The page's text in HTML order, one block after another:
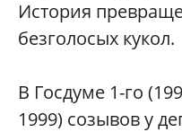
История
безголосых кукол.
В Госдуме 1-го
1999) созывов у